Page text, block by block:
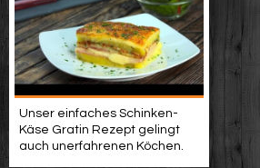
Unser einfaches Schinken-
Käse Gratin Rezept gelingt
auch unerfahrenen Köchen.